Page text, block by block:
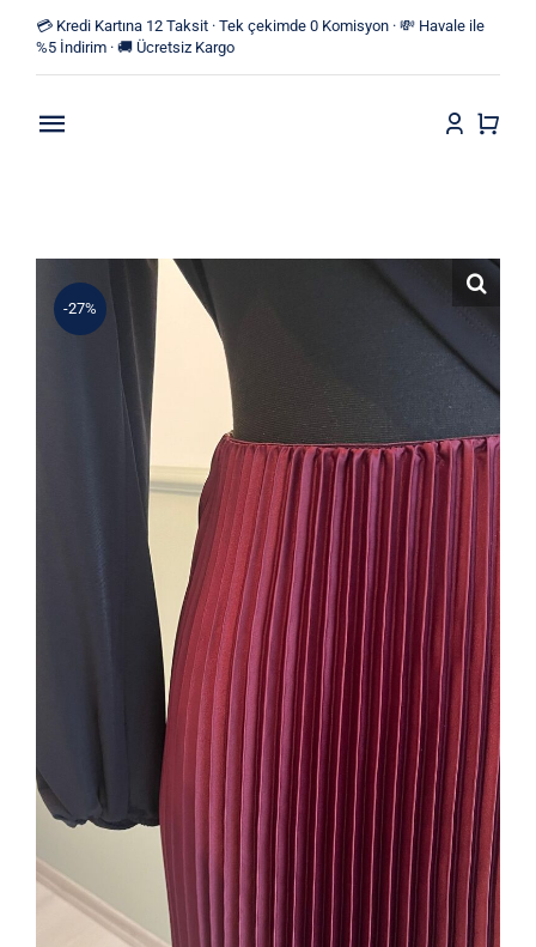
content
💳 Kredi Kartına 12 Taksit · Tek çekimde 0 Komisyon · 💸 Havale ile
%5 İndirim · 🚚 Ücretsiz Kargo
Toggle
Mağaza
Yeni Ürünler
-27%